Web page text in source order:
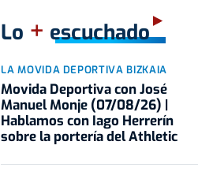
Lo + escuchado
LA MOVIDA DEPORTIVA BIZKAIA
Movida Deportiva con José
Manuel Monje (07/08/26) |
Hablamos con Iago Herrerín
sobre la portería del Athletic